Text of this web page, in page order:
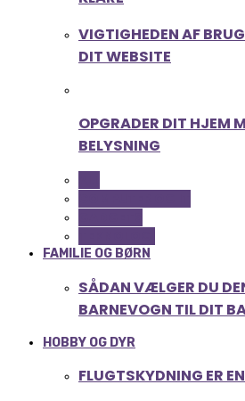
VIGTIGHEDEN AF
DIT WEBSITE
OPGRADER DIT HJEM
BELYSNING
FAMILIE OG BØRN
SÅDAN VÆLGER DU
BARNEVOGN TIL DIT
HOBBY OG DYR
FLUGTSKYDNING ER